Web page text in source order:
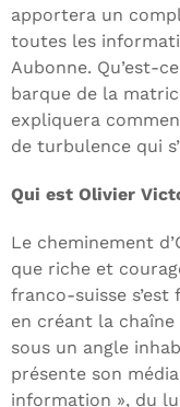
apportera un
toutes les
Aubonne. Qu’est-
barque de la
expliquera
de turbulence qui
Qui est Olivier
Le cheminement
que riche et
franco-suisse
en créant la chaîne
sous un angle
présente son
information », du